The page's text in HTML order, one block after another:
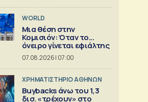
WORLD
Μια θέση στην
Κομισιόν: Όταν το...
όνειρο γίνεται εφιάλτης
07.08.2026 | 07:00
XΡΗΜΑΤΙΣΤΗΡΙΟ ΑΘΗΝΩΝ
Buybacks άνω του 1,3
δισ. «τρέχουν» στο